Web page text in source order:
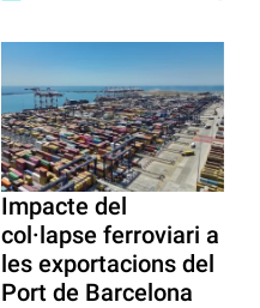
Impacte del
col·lapse ferroviari a
les exportacions del
Port de Barcelona